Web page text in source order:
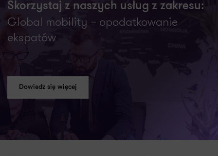
Skorzystaj z naszych usług z zakresu:
Global mobility – opodatkowanie
ekspatów
Dowiedz się więcej